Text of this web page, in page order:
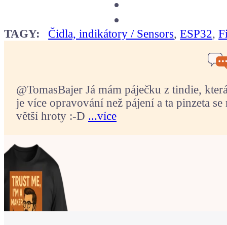
TAGY: Čidla, indikátory / Sensors,ESP32,
@TomasBajer Já mám páječku z tindie,
je více opravování než pájení a ta pinzeta
větší hroty :-D ...více